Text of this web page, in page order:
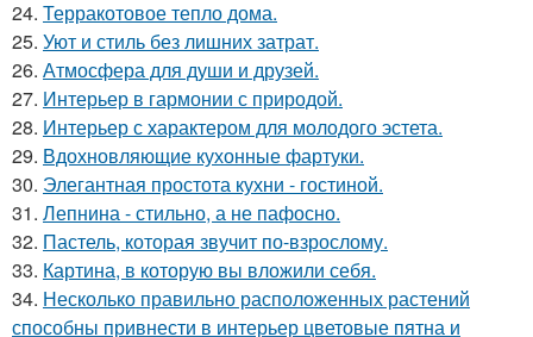
24. Терракотовое тепло дома.
25. Уют и стиль без лишних затрат.
26. Атмосфера для души и друзей.
27. Интерьер в гармонии с природой.
28. Интерьер с характером для молодого эстета.
29. Вдохновляющие кухонные фартуки.
30. Элегантная простота кухни - гостиной.
31. Лепнина - стильно, а не пафосно.
32. Пастель, которая звучит по-взрослому.
33. Картина, в которую вы вложили себя.
34. Несколько правильно расположенных растений
способны привнести в интерьер цветовые пятна и